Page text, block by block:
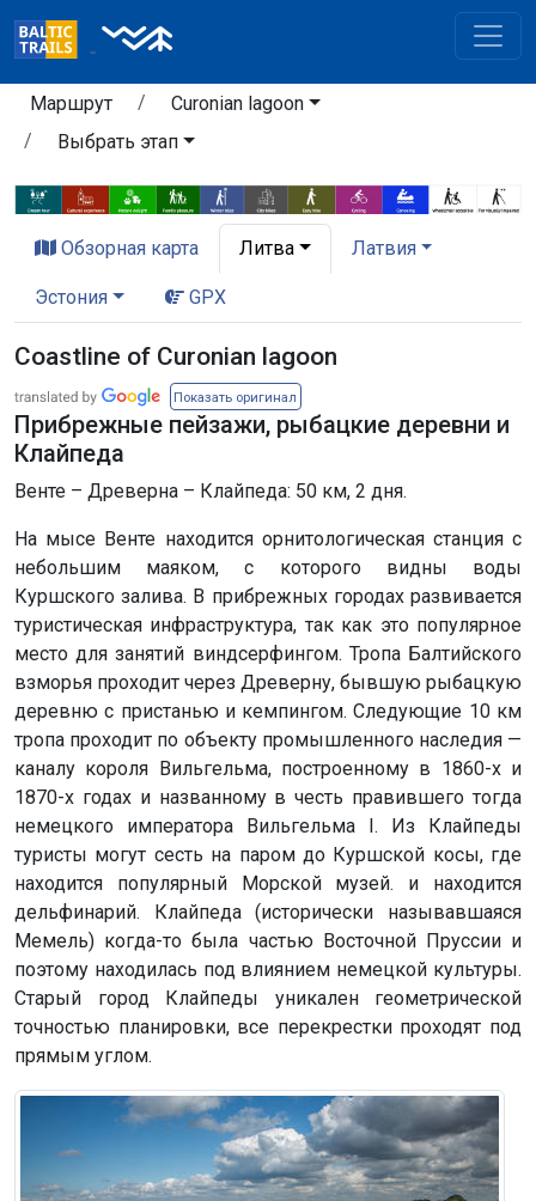
Маршрут
Curonian lagoon
Выбрать этап
Обзорная карта Литва Латвия
Эстония GPX
Coastline of Curonian lagoon
Показать оригинал
Прибрежные пейзажи, рыбацкие деревни и
Клайпеда
Венте – Древерна – Клайпеда: 50 км, 2 дня.
На мысе Венте находится орнитологическая станция с
небольшим маяком, с которого видны воды
Куршского залива. В прибрежных городах развивается
туристическая инфраструктура, так как это популярное
место для занятий виндсерфингом. Тропа Балтийского
взморья проходит через Древерну, бывшую рыбацкую
деревню с пристанью и кемпингом. Следующие 10 км
тропа проходит по объекту промышленного наследия —
каналу короля Вильгельма, построенному в 1860-х и
1870-х годах и названному в честь правившего тогда
немецкого императора Вильгельма I. Из Клайпеды
туристы могут сесть на паром до Куршской косы, где
находится популярный Морской музей. и находится
дельфинарий. Клайпеда (исторически называвшаяся
Мемель) когда-то была частью Восточной Пруссии и
поэтому находилась под влиянием немецкой культуры.
Старый город Клайпеды уникален геометрической
точностью планировки, все перекрестки проходят под
прямым углом.